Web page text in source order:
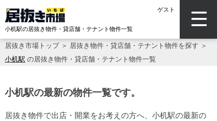
ゲスト
小机駅の居抜き物件・貸店舗・テナント物件一覧
居抜き市場トップ＞ 居抜き物件・貸店舗・テナント物件を探す ＞
小机駅 の居抜き物件・貸店舗・テナント物件一覧
小机駅の最新の物件一覧です。
居抜き物件で出店・開業をお考えの方へ、小机駅の最新の